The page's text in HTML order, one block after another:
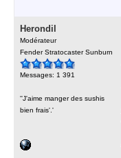
Herondil
Modérateur
Fender Stratocaster Sunburn
Messages: 1 391
''J'aime manger des sushis
bien frais'.'